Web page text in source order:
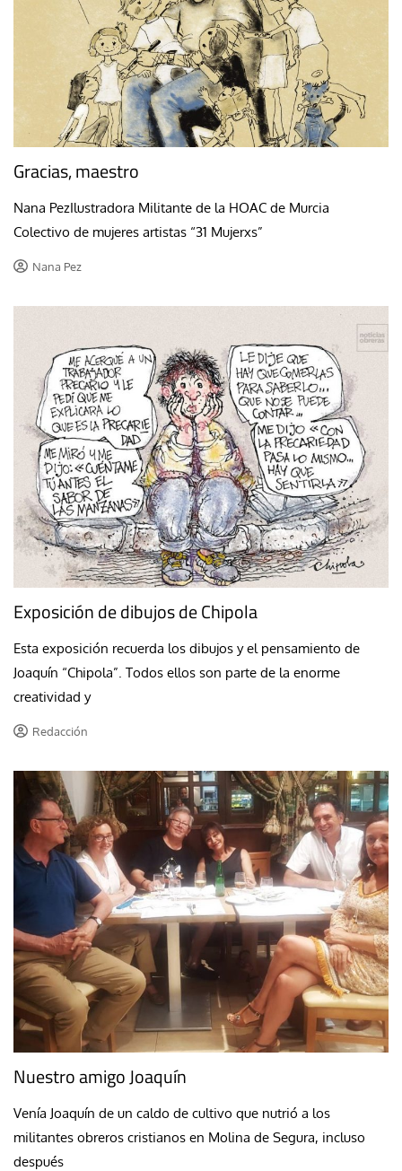
Gracias, maestro
Nana PezIlustradora Militante de la HOAC de Murcia
Colectivo de mujeres artistas “31 Mujerxs”
Nana Pez
Exposición de dibujos de Chipola
Esta exposición recuerda los dibujos y el pensamiento de
Joaquín “Chipola”. Todos ellos son parte de la enorme
creatividad y
Redacción
Nuestro amigo Joaquín
Venía Joaquín de un caldo de cultivo que nutrió a los
militantes obreros cristianos en Molina de Segura, incluso
después